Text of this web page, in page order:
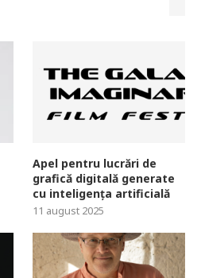
Apel pentru lucrări de
grafică digitală generate
cu inteligența artificială
11 august 2025